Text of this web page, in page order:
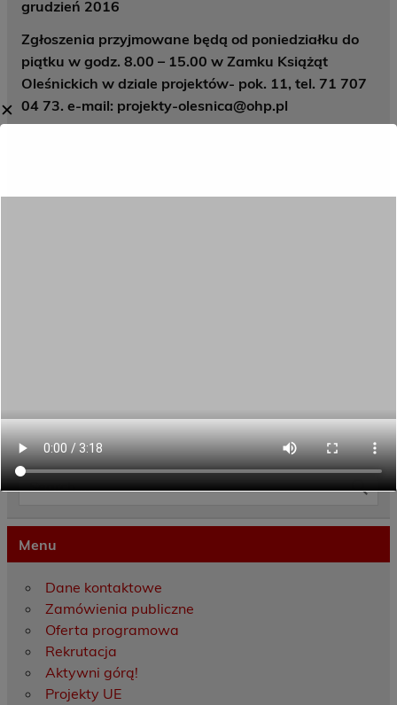
grudzień 2016
Zgłoszenia przyjmowane będą od poniedziałku do
piątku w godz. 8.00 – 15.00 w Zamku Książąt
Oleśnickich w dziale projektów- pok. 11, tel. 71 707
04 73. e-mail: projekty-olesnica@ohp.pl
Menu
Dane kontaktowe
Zamówienia publiczne
Oferta programowa
Rekrutacja
Aktywni górą!
Projekty UE
✕